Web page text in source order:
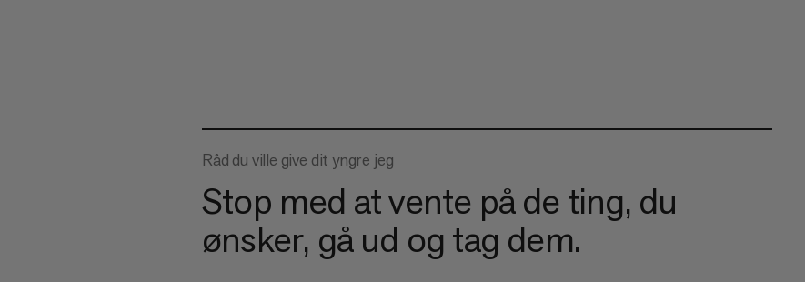
Råd du ville give dit yngre jeg
Stop med at vente på de ting, du
ønsker, gå ud og tag dem.